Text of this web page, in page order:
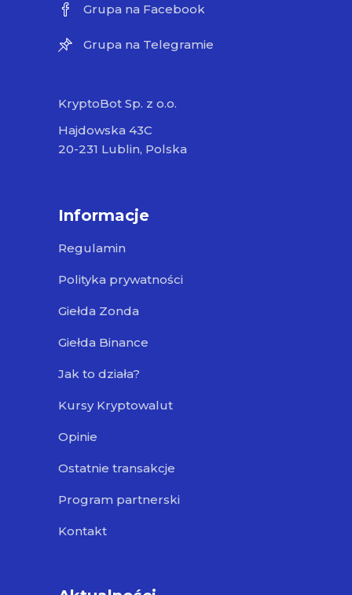
Grupa na Facebook
Grupa na Telegramie
KryptoBot Sp. z o.o.
Hajdowska 43C
20-231 Lublin, Polska
Informacje
Regulamin
Polityka prywatności
Giełda Zonda
Giełda Binance
Jak to działa?
Kursy Kryptowalut
Opinie
Ostatnie transakcje
Program partnerski
Kontakt